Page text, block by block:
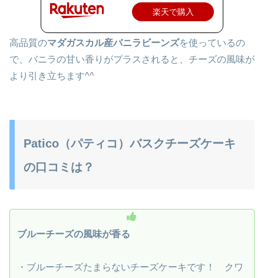
楽天で購入
高品質のマダガスカル産バニラビーンズを使っているの
で、バニラの甘い香りがプラスされると、チーズの風味が
より引き立ちます^^
Patico（パティコ）バスクチーズケーキ
の口コミは？
ブルーチーズの風味が香る
・ブルーチーズたまらないチーズケーキです！ クワ